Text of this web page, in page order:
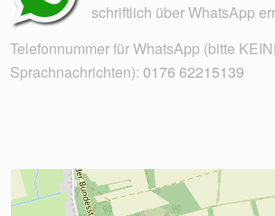
schriftlich über WhatsApp
Telefonnummer für WhatsApp (bitte
Sprachnachrichten): 0176 62215139